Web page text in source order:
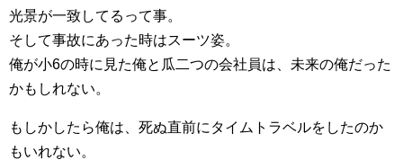
光景が一致してるって事。
そして事故にあった時はスーツ姿。
俺が小6の時に見た俺と瓜二つの会社員は、未来の俺だった
かもしれない。
もしかしたら俺は、死ぬ直前にタイムトラベルをしたのか
もいれない。